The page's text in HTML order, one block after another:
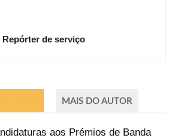
Repórter de serviço
MAIS DO AUTOR
aos Prémios de Banda